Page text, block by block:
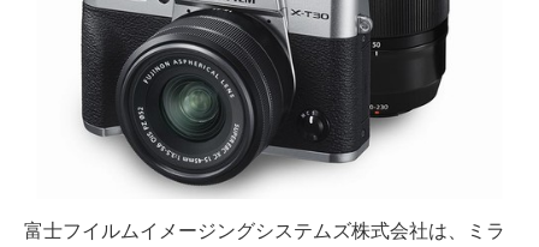
富士フイルムイメージングシステムズ株式会社は、ミラ